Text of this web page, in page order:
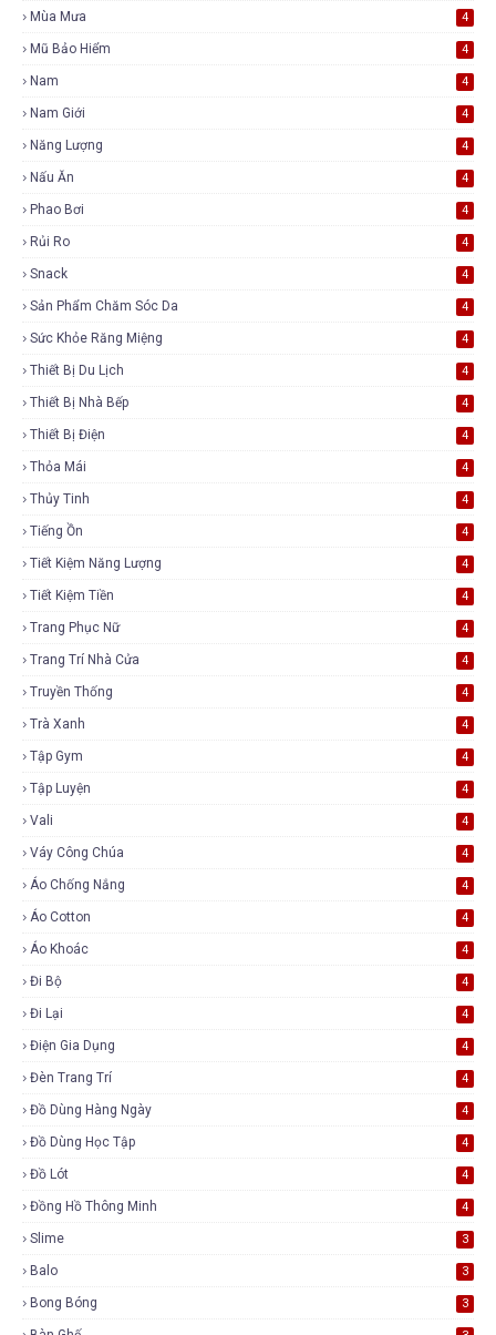
Mùa Mưa 4
Mũ Bảo Hiểm 4
Nam 4
Nam Giới 4
Năng Lượng 4
Nấu Ăn 4
Phao Bơi 4
Rủi Ro 4
Snack 4
Sản Phẩm Chăm Sóc Da 4
Sức Khỏe Răng Miệng 4
Thiết Bị Du Lịch 4
Thiết Bị Nhà Bếp 4
Thiết Bị Điện 4
Thỏa Mái 4
Thủy Tinh 4
Tiếng Ồn 4
Tiết Kiệm Năng Lượng 4
Tiết Kiệm Tiền 4
Trang Phục Nữ 4
Trang Trí Nhà Cửa 4
Truyền Thống 4
Trà Xanh 4
Tập Gym 4
Tập Luyện 4
Vali 4
Váy Công Chúa 4
Áo Chống Nắng 4
Áo Cotton 4
Áo Khoác 4
Đi Bộ 4
Đi Lại 4
Điện Gia Dụng 4
Đèn Trang Trí 4
Đồ Dùng Hàng Ngày 4
Đồ Dùng Học Tập 4
Đồ Lót 4
Đồng Hồ Thông Minh 4
Slime 3
Balo 3
Bong Bóng 3